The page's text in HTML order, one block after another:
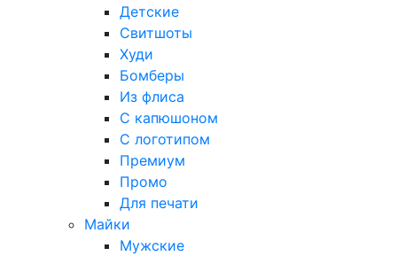
Детские
Свитшоты
Худи
Бомберы
Из флиса
С капюшоном
С логотипом
Премиум
Промо
Для печати
Майки
Мужские